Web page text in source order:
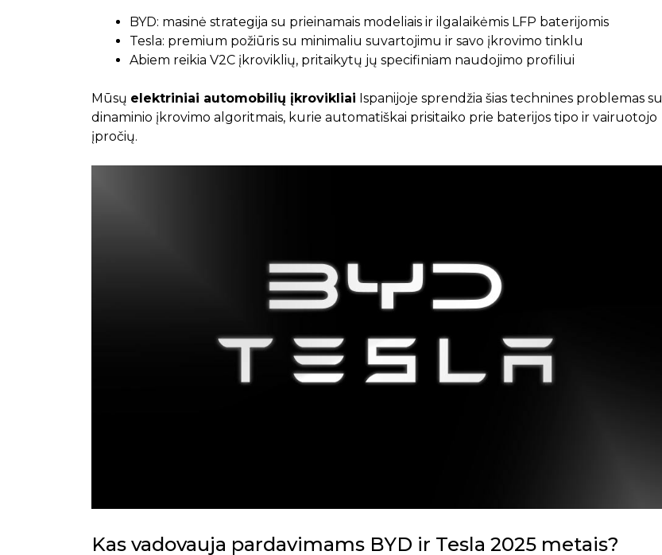
BYD: masinė strategija su prieinamais modeliais ir ilgalaikėmis LFP baterijomis
Tesla: premium požiūris su minimaliu suvartojimu ir savo įkrovimo tinklu
Abiem reikia V2C įkroviklių, pritaikytų jų specifiniam naudojimo profiliui
Mūsų elektriniai automobilių įkrovikliai Ispanijoje sprendžia šias technines problemas su
dinaminio įkrovimo algoritmais, kurie automatiškai prisitaiko prie baterijos tipo ir vairuotojo
įpročių.
Kas vadovauja pardavimams BYD ir Tesla 2025 metais?